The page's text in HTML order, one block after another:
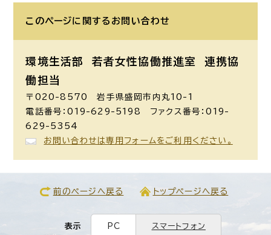
このページに関する お問い合わせ
環境生活部 若者女性協働推進室
連携協
働担当
〒020-8570 岩手県盛岡市内丸10-1
電話番号：019-629-5198 ファクス番号：019-
629-5354
お問い合わせは専用フォームをご利用ください。
前のページへ戻る トップページへ戻る
表示 PC スマートフォン